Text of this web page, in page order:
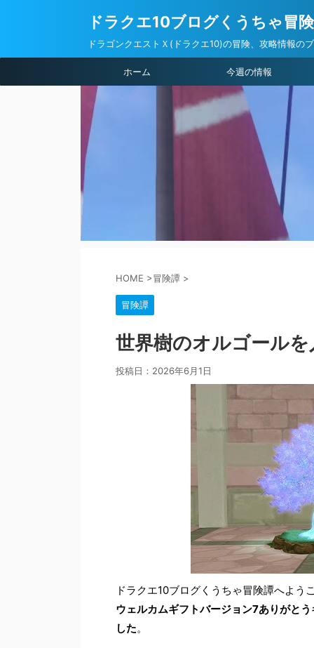
ドラクエ10ブログくうちゃ冒
ドラゴンクエストＸ(ドラクエ10)の冒険、攻略情報の
ホーム 今週の情報
HOME >冒険譚 >
冒険譚
世界樹のオルゴール
投稿日： 2026年6月1日
ドラクエ10ブログくうちゃ冒険譚へよう
ウェルカムギフトバージョン7ありがと
した。